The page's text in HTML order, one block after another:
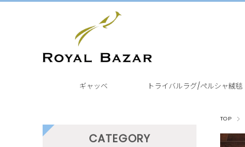
ギャッベ トライバルラグ/ペルシャ絨毯
TOP
CATEGORY